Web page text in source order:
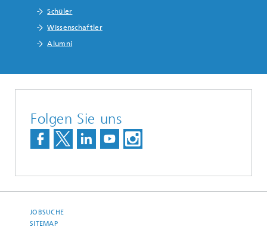
Schüler
Wissenschaftler
Alumni
Folgen Sie uns
JOBSUCHE
SITEMAP